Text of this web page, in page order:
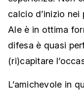
calcio d’inizio nei
Ale è in ottima
difesa è quasi
(ri)capitare
L’amichevole in